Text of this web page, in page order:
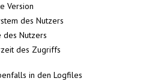
Version
des Nutzers
des Nutzers
des Zugriffs
in den Logfiles